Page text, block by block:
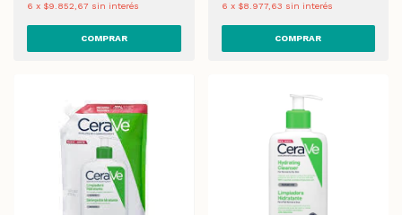
6 x $9.852,67 sin interés 6 x $8.977,63 sin interés